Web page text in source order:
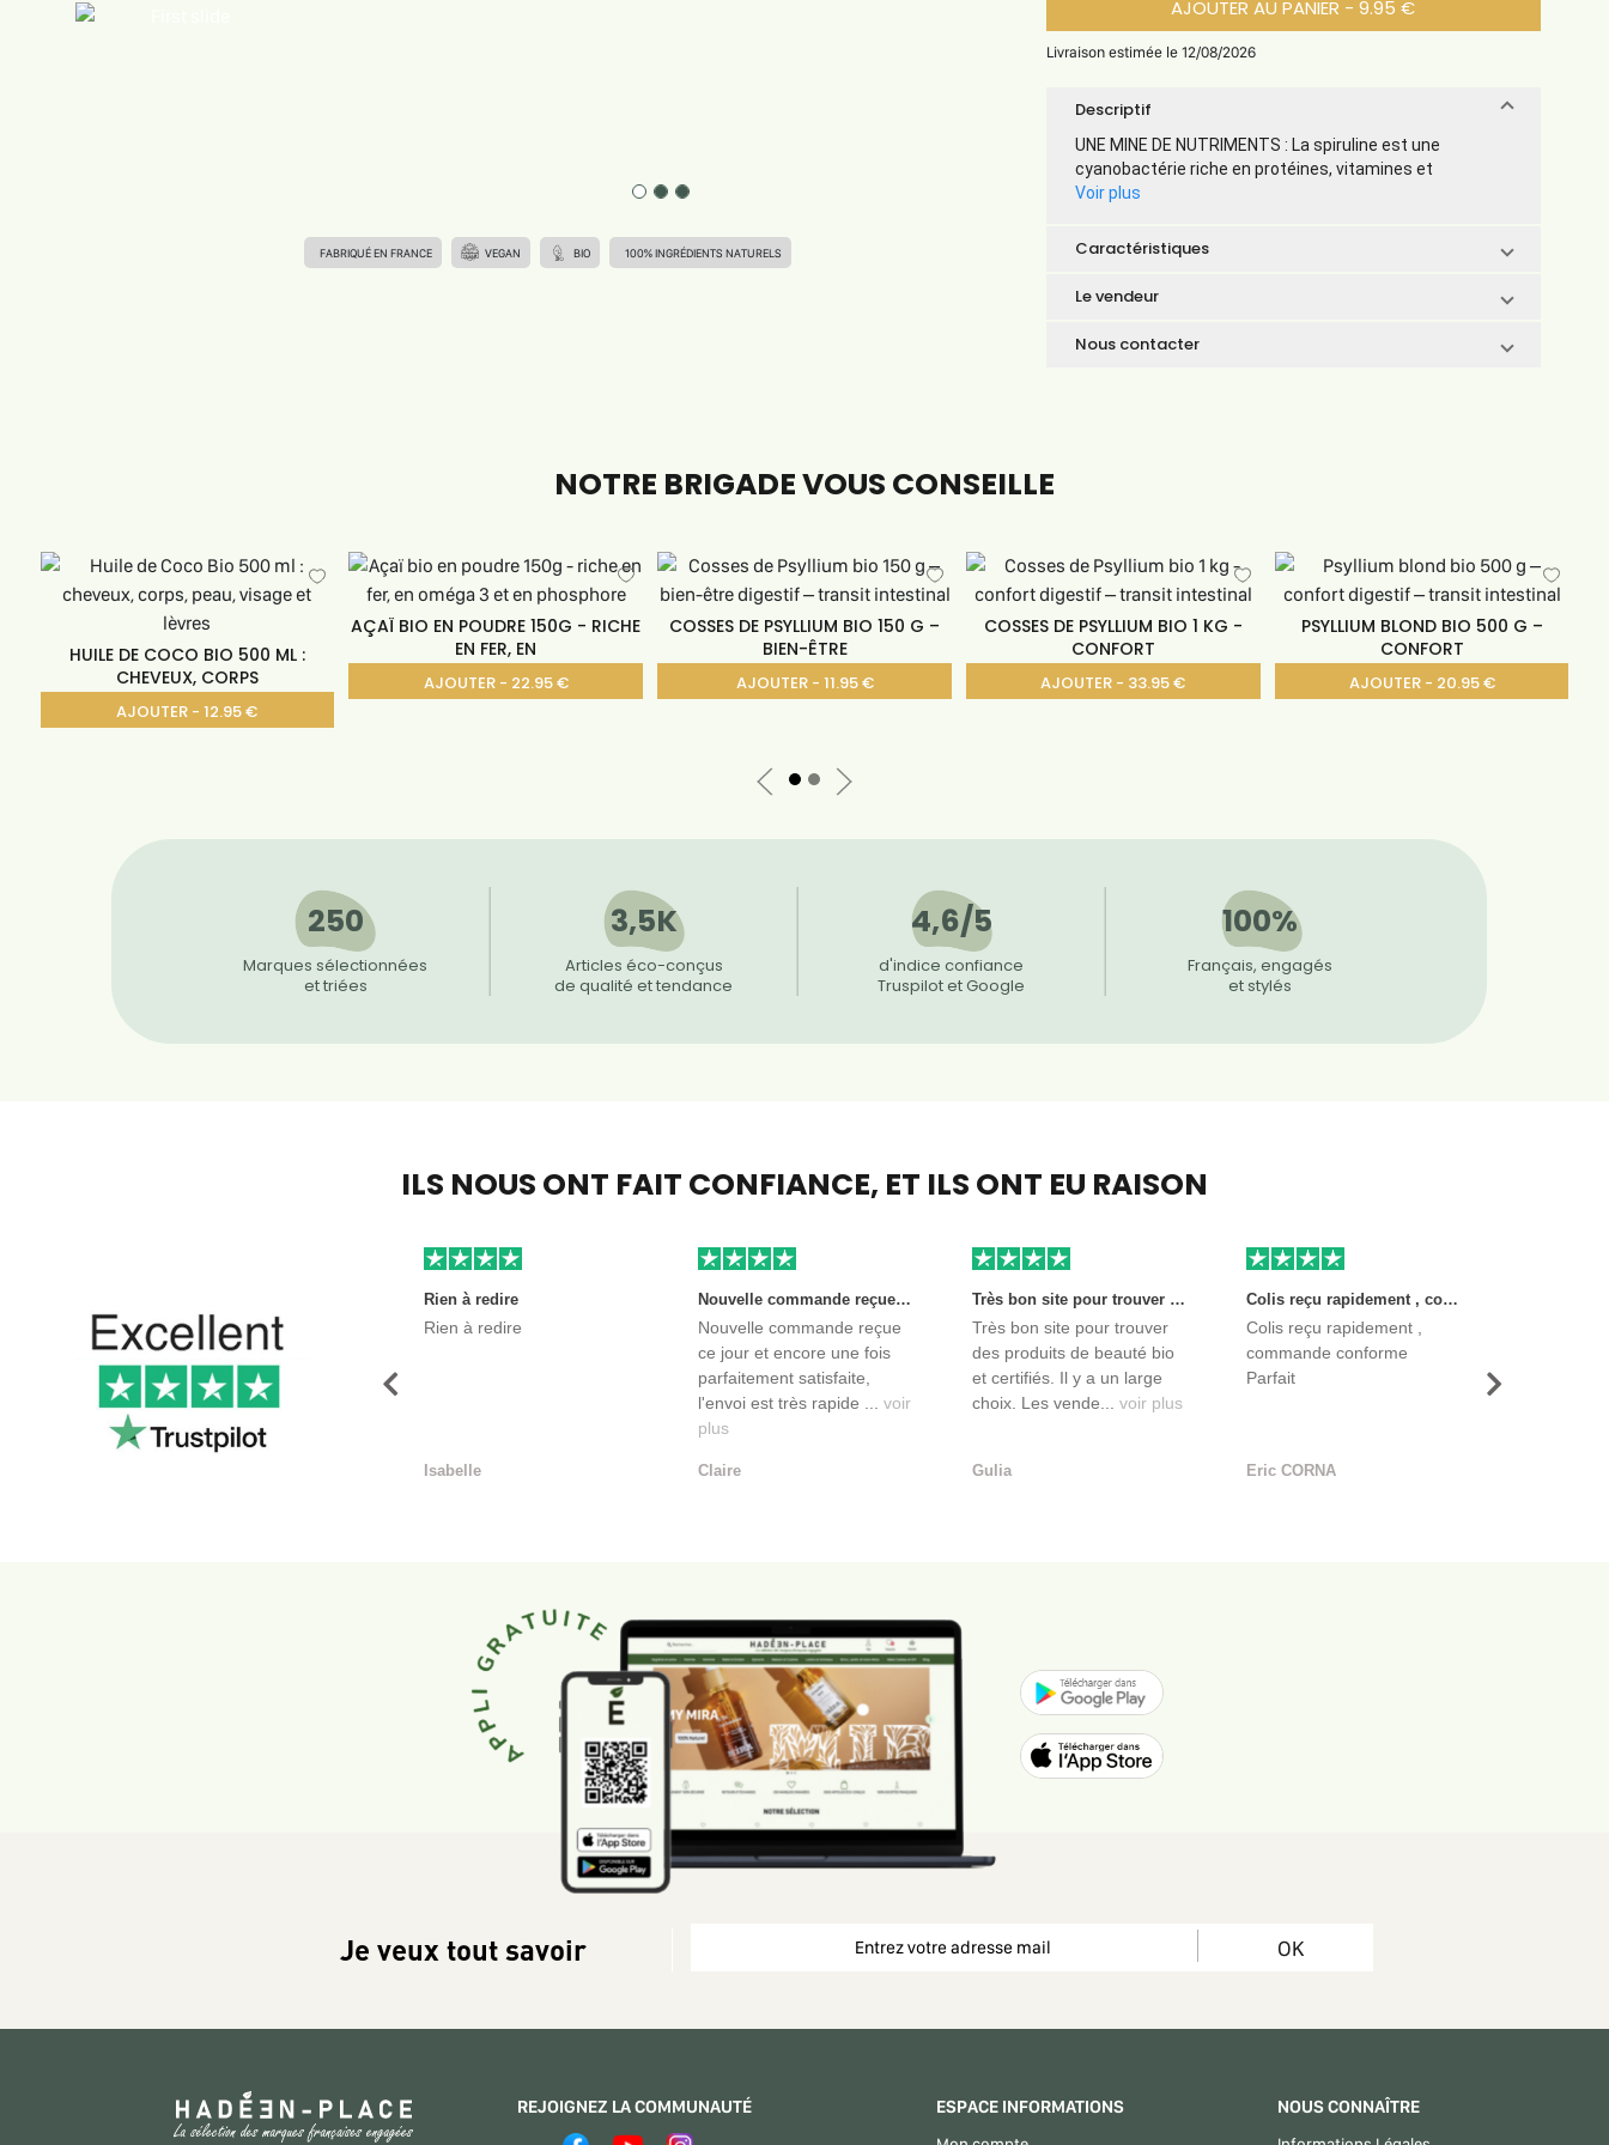
FABRIQUÉ EN FRANCE VEGAN BIO 100% INGRÉDIENTS NATURELS
AJOUTER AU PANIER - 9.95 €
Livraison estimée le 12/08/2026
Descriptif
UNE MINE DE NUTRIMENTS : La spiruline est une
cyanobactérie riche en protéines, vitamines et
Voir plus
Caractéristiques
Le vendeur
Nous contacter
NOTRE BRIGADE VOUS CONSEILLE
HUILE DE COCO BIO 500 ML :
CHEVEUX, CORPS
AJOUTER - 12.95 €
AÇAÏ BIO EN POUDRE 150G - RICHE
EN FER, EN
AJOUTER - 22.95 €
COSSES DE PSYLLIUM BIO 150 G –
BIEN-ÊTRE
AJOUTER - 11.95 €
COSSES DE PSYLLIUM BIO 1 KG -
CONFORT
AJOUTER - 33.95 €
PSYLLIUM BLOND BIO 500 G –
CONFORT
AJOUTER - 20.95 €
250
Marques sélectionnées
et triées
3,5K
Articles éco-conçus
de qualité et tendance
4,6/5
d'indice confiance
Truspilot et Google
100%
Français, engagés
et stylés
ILS NOUS ONT FAIT CONFIANCE, ET ILS ONT EU RAISON
Rien à redire
Rien à redire
Isabelle
Nouvelle commande reçue ce jour et encore une fois parfaitement satisfaite, l'envoi est très rapide et les produits sont toujours conditionnés de manière personnalisés. L'avantage de commander auprès de créateurs indépendants.
Nouvelle commande reçue
ce jour et encore une fois
parfaitement satisfaite,
l'envoi est très rapide ... voir
plus
Claire
Très bon site pour trouver des produits de beauté bio et certifiés. Il y a un large choix. Les vendeurs sont des entreprises françaises qui propose aussi des produits de qualité et moins chers que ce qu’on peut trouver dans des magasins.
Très bon site pour trouver
des produits de beauté bio
et certifiés. Il y a un large
choix. Les vende... voir plus
Gulia
Colis reçu rapidement , commande conforme Parfait
Colis reçu rapidement ,
commande conforme
Parfait
Eric CORNA
Précédent Suivant
Je veux tout savoir OK
REJOIGNEZ LA COMMUNAUTÉ ESPACE INFORMATIONS NOUS CONNAÎTRE